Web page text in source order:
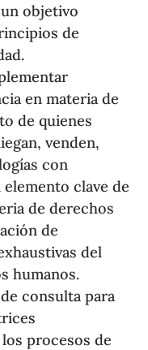
objetivo
de
en materia de
de quienes
venden,
con
clave de
de derechos
de
del
humanos.
consulta para
procesos de